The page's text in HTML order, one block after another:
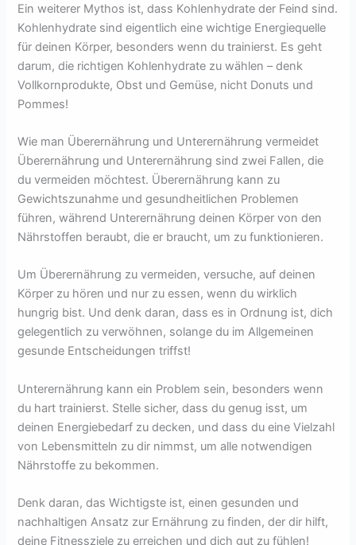
Ein weiterer Mythos ist, dass Kohlenhydrate der Feind sind.
Kohlenhydrate sind eigentlich eine wichtige Energiequelle
für deinen Körper, besonders wenn du trainierst. Es geht
darum, die richtigen Kohlenhydrate zu wählen – denk
Vollkornprodukte, Obst und Gemüse, nicht Donuts und
Pommes!
Wie man Überernährung und Unterernährung vermeidet
Überernährung und Unterernährung sind zwei Fallen, die
du vermeiden möchtest. Überernährung kann zu
Gewichtszunahme und gesundheitlichen Problemen
führen, während Unterernährung deinen Körper von den
Nährstoffen beraubt, die er braucht, um zu funktionieren.
Um Überernährung zu vermeiden, versuche, auf deinen
Körper zu hören und nur zu essen, wenn du wirklich
hungrig bist. Und denk daran, dass es in Ordnung ist, dich
gelegentlich zu verwöhnen, solange du im Allgemeinen
gesunde Entscheidungen triffst!
Unterernährung kann ein Problem sein, besonders wenn
du hart trainierst. Stelle sicher, dass du genug isst, um
deinen Energiebedarf zu decken, und dass du eine Vielzahl
von Lebensmitteln zu dir nimmst, um alle notwendigen
Nährstoffe zu bekommen.
Denk daran, das Wichtigste ist, einen gesunden und
nachhaltigen Ansatz zur Ernährung zu finden, der dir hilft,
deine Fitnessziele zu erreichen und dich gut zu fühlen!